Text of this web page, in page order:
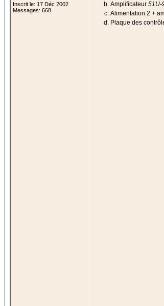
Inscrit le: 17 Déc 2002
Messages: 668
Amplificateur 51U-
Alimentation 2 +
Plaque des